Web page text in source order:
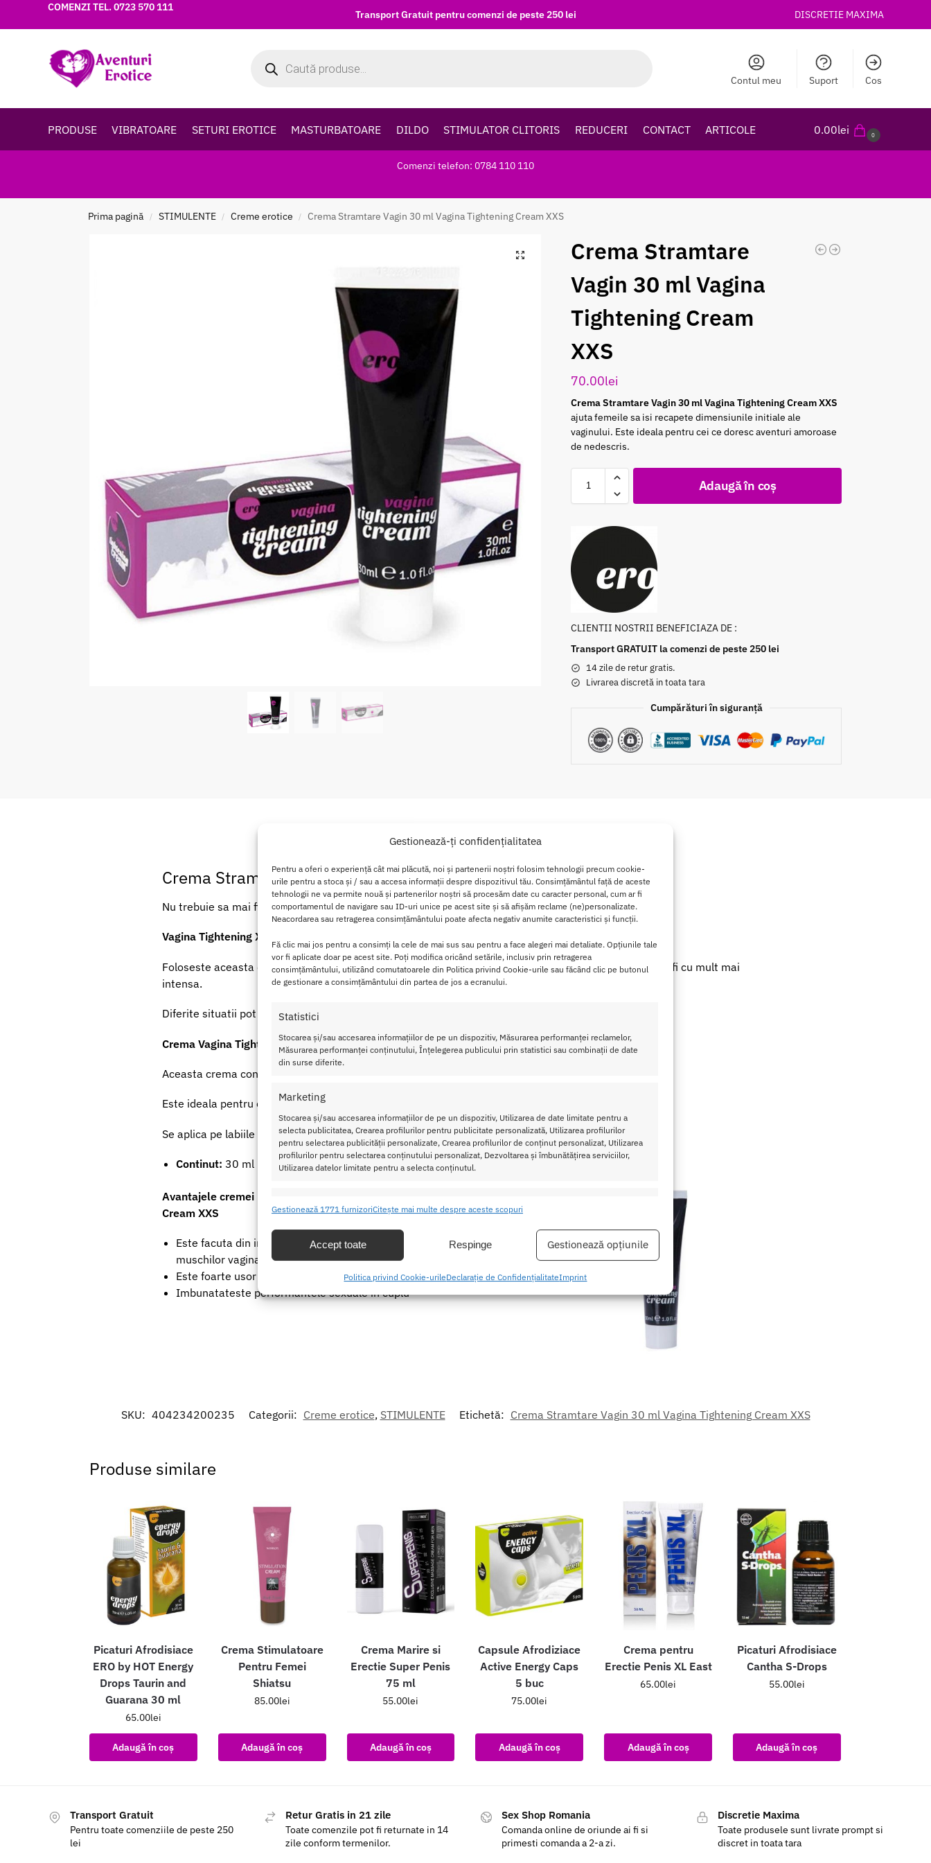
Gestionează-ți confidențialitatea
Pentru a oferi o experiență cât mai plăcută, noi și partenerii noștri folosim tehnologii precum cookie-
urile pentru a stoca și / sau a accesa informații despre dispozitivul tău. Consimțământul față de aceste
tehnologii ne va permite nouă și partenerilor noștri să procesăm date cu caracter personal, cum ar fi
comportamentul de navigare sau ID-uri unice pe acest site și să afișăm reclame (ne)personalizate.
Neacordarea sau retragerea consimțământului poate afecta negativ anumite caracteristici și funcții.
Fă clic mai jos pentru a consimți la cele de mai sus sau pentru a face alegeri mai detaliate. Opțiunile tale
vor fi aplicate doar pe acest site. Poți modifica oricând setările, inclusiv prin retragerea
consimțământului, utilizând comutatoarele din Politica privind Cookie-urile sau făcând clic pe butonul
de gestionare a consimțământului din partea de jos a ecranului.
Statistici
Stocarea și/sau accesarea informațiilor de pe un dispozitiv, Măsurarea performanței reclamelor,
Măsurarea performanței conținutului, Înțelegerea publicului prin statistici sau combinații de date
din surse diferite.
Marketing
Stocarea și/sau accesarea informațiilor de pe un dispozitiv, Utilizarea de date limitate pentru a
selecta publicitatea, Crearea profilurilor pentru publicitate personalizată, Utilizarea profilurilor
pentru selectarea publicității personalizate, Crearea profilurilor de conținut personalizat, Utilizarea
profilurilor pentru selectarea conținutului personalizat, Dezvoltarea și îmbunătățirea serviciilor,
Utilizarea datelor limitate pentru a selecta conținutul.
dispozitive, Identificarea dispozitivelor pe baza informațiilor transmise automat.
baza informațiilor solicitate în mod activ.
Gestionează 1771 furnizoriCitește mai multe despre aceste scopuri
Accept toate Respinge Gestionează opțiunile
Politica privind Cookie-urileDeclarație de ConfidențialitateImprint
COMENZI TEL.0723 570 111
Transport Gratuit pentru comenzi de peste 250 lei DISCRETIE MAXIMA
Contul meu Suport Cos
PRODUSE VIBRATOARE SETURI EROTICE MASTURBATOARE DILDO STIMULATOR CLITORIS REDUCERI CONTACT ARTICOLE 0.00lei 0
Comenzi telefon: 0784 110 110
Prima pagină / STIMULENTE / Creme erotice / Crema Stramtare Vagin 30 ml Vagina Tightening Cream XXS
Crema Stramtare
Vagin 30 ml Vagina
Tightening Cream
XXS
70.00lei
Crema Stramtare Vagin 30 ml Vagina Tightening Cream XXS
ajuta femeile sa isi recapete dimensiunile initiale ale
vaginului. Este ideala pentru cei ce doresc aventuri amoroase
de nedescris.
Adaugă în coș
CLIENTII NOSTRII BENEFICIAZA DE :
Transport GRATUIT la comenzi de peste 250 lei
14 zile de retur gratis.
Livrarea discretă in toata tara
Cumpărături în siguranță
Crema Stramtare Vagin 30 ml Vagina Tightening Cream XXS
Nu trebuie sa mai fii ingrijorata de dimensiunile zonei tale intime!
Vagina Tightening XXS
Foloseste aceasta crema si partenerul tau va fi foarte multumit de senzatiile traite, iar placerea ta va fi cu mult mai
intensa.
Diferite situatii pot atrofia muschii vaginali.
Crema Vagina Tightening Cream XXSvine in ajutor si te ajuta sa refaci dimensiunile acestora.
Aceasta crema contine un agent special care imbunatateste elasticitatea vaginala.
Este ideala pentru cei ce doresc aventuri amoroase de nedescris.
Se aplica pe labiile mari si in jurul clitorisului si se maseaza delicat pana cand crema este absorbita.
Continut: 30 ml
Avantajele cremei pentru stramtarea vaginului Vagina Tightening
Cream XXS
Este facuta din ingrediente atent alese pentru a actiona asupra
muschilor vaginali
Este foarte usor de aplicat
Imbunatateste performantele sexuale in cuplu
SKU: 404234200235 Categorii: Creme erotice, STIMULENTE Etichetă: Crema Stramtare Vagin 30 ml Vagina Tightening Cream XXS
Produse similare
Picaturi Afrodisiace
ERO by HOT Energy
Drops Taurin and
Guarana 30 ml
65.00lei
Adaugă în coș
Crema Stimulatoare
Pentru Femei
Shiatsu
85.00lei
Adaugă în coș
Crema Marire si
Erectie Super Penis
75 ml
55.00lei
Adaugă în coș
Capsule Afrodiziace
Active Energy Caps
5 buc
75.00lei
Adaugă în coș
Crema pentru
Erectie Penis XL East
65.00lei
Adaugă în coș
Picaturi Afrodisiace
Cantha S-Drops
55.00lei
Adaugă în coș
Transport Gratuit
Pentru toate comenziile de peste 250
lei
Retur Gratis in 21 zile
Toate comenzile pot fi returnate in 14
zile conform termenilor.
Sex Shop Romania
Comanda online de oriunde ai fi si
primesti comanda a 2-a zi.
Discretie Maxima
Toate produsele sunt livrate prompt si
discret in toata tara